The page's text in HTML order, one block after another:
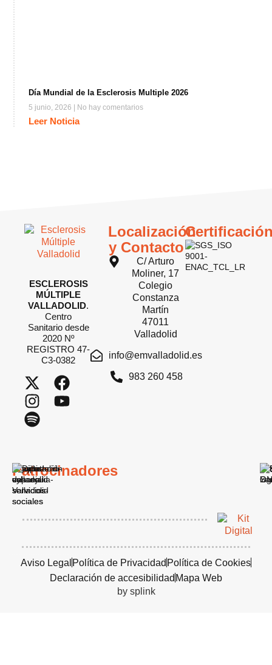
Día Mundial de la Esclerosis Multiple 2026
5 junio, 2026 No hay comentarios
Leer Noticia
ESCLEROSIS
MÚLTIPLE
VALLADOLID.
Centro
Sanitario desde
2020 Nº
REGISTRO 47-
C3-0382
Localización
y Contacto
C/ Arturo
Moliner, 17
Colegio
Constanza
Martín
47011
Valladolid
info@emvalladolid.es
983 260 458
Patrocinadores
Aviso Legal Política de Privacidad Política de Cookies
Declaración de accesibilidad Mapa Web
by splink